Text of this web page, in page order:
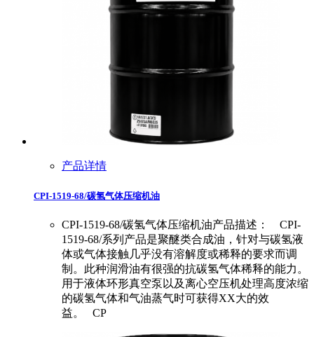
产品详情
CPI-1519-68/碳氢气体压缩机油
CPI-1519-68/碳氢气体压缩机油产品描述： CPI-
1519-68/系列产品是聚醚类合成油，针对与碳氢液
体或气体接触几乎没有溶解度或稀释的要求而调
制。此种润滑油有很强的抗碳氢气体稀释的能力。
用于液体环形真空泵以及离心空压机处理高度浓缩
的碳氢气体和气油蒸气时可获得XX大的效
益。 CP